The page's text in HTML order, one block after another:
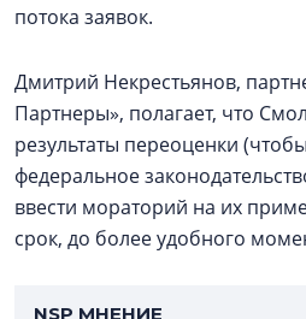
потока заявок.
Дмитрий Некрестьянов,
Партнеры», полагает, что
результаты переоценки
федеральное
ввести мораторий на их
срок, до более удобного
NSP МНЕНИЕ